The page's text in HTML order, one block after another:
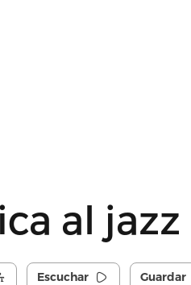
al jazz
Escuchar Guardar